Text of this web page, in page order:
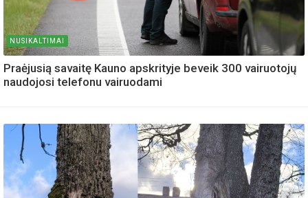
NUSIKALTIMAI
Praėjusią savaitę Kauno apskrityje beveik 300 vairuotojų
naudojosi telefonu vairuodami